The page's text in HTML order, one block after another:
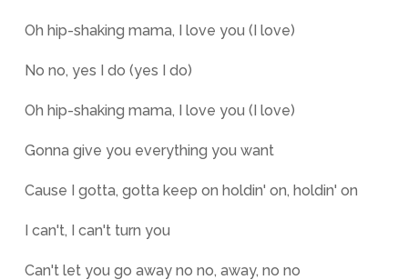
Oh hip-shaking mama, I love you (I love)
No no, yes I do (yes I do)
Oh hip-shaking mama, I love you (I love)
Gonna give you everything you want
Cause I gotta, gotta keep on holdin' on, holdin' on
I can't, I can't turn you
Can't let you go away no no, away, no no